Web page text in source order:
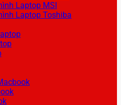
Laptop MSI
Laptop Toshiba